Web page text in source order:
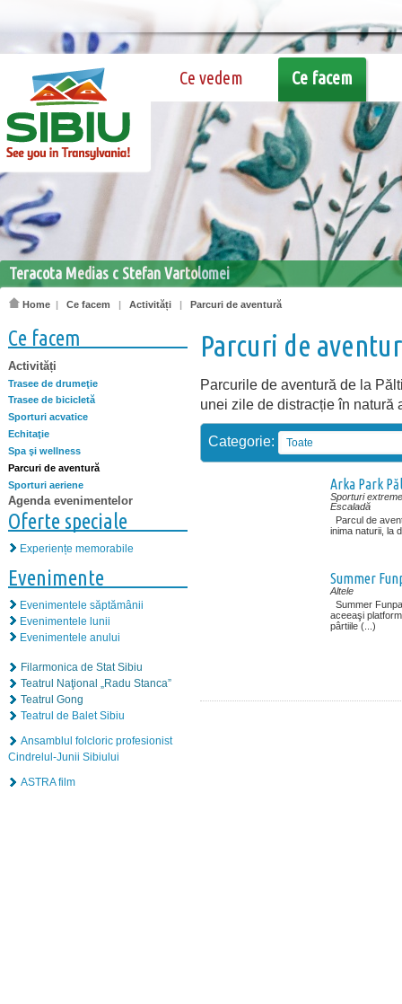
Ce vedem Ce facem
Teracota Medias c Stefan Vartolomei
Home | Ce facem | Activități | Parcuri de aventură
Ce facem
Activități
Trasee de drumeţie
Trasee de bicicletă
Sporturi acvatice
Echitaţie
Spa şi wellness
Parcuri de aventură
Sporturi aeriene
Agenda evenimentelor
Oferte speciale
Experiențe memorabile
Evenimente
Evenimentele săptămânii
Evenimentele lunii
Evenimentele anului
Filarmonica de Stat Sibiu
Teatrul Naţional „Radu Stanca”
Teatrul Gong
Teatrul de Balet Sibiu
Ansamblul folcloric profesionist
Cindrelul-Junii Sibiului
ASTRA film
Parcuri de
Parcurile de aventură de la
unei zile de distracție în
Categorie: Toate
Arka Park
Sporturi extreme
Escaladă
Parcul de
inima naturii, la
Summer
Altele
Summer
aceeaşi
pârtiile (...)